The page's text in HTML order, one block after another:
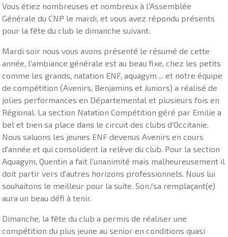
Vous étiez nombreuses et nombreux à l'Assemblée
Générale du CNP le mardi, et vous avez répondu présents
pour la fête du club le dimanche suivant.
Mardi soir nous vous avons présenté le résumé de cette
année, l'ambiance générale est au beau fixe, chez les petits
comme les grands, natation ENF, aquagym ... et notre équipe
de compétition (Avenirs, Benjamins et Juniors) a réalisé de
jolies performances en Départemental et plusieurs fois en
Régional. La section Natation Compétition géré par Emilie a
bel et bien sa place dans le circuit des clubs d'Occitanie.
Nous saluons les jeunes ENF devenus Avenirs en cours
d'année et qui consolident la relève du club. Pour la section
Aquagym, Quentin a fait l'unanimité mais malheureusement il
doit partir vers d'autres horizons professionnels. Nous lui
souhaitons le meilleur pour la suite. Son/sa remplaçant(e)
aura un beau défi à tenir.
Dimanche, la fête du club a permis de réaliser une
compétition du plus jeune au senior en conditions quasi